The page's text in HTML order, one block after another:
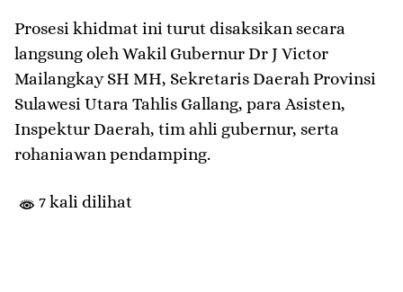
​Prosesi khidmat ini turut disaksikan secara
langsung oleh Wakil Gubernur Dr J Victor
Mailangkay SH MH, Sekretaris Daerah Provinsi
Sulawesi Utara Tahlis Gallang, para Asisten,
Inspektur Daerah, tim ahli gubernur, serta
rohaniawan pendamping.
7 kali dilihat